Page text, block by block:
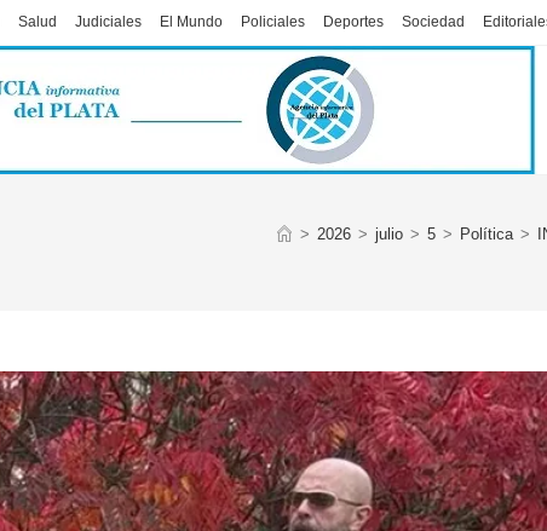
Salud Judiciales El Mundo Policiales Deportes Sociedad
> 2026 > julio > 5 > Política >